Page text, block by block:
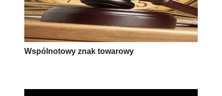
Wspólnotowy znak towarowy